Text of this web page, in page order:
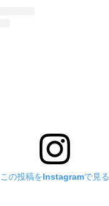
この投稿をInstagramで見る